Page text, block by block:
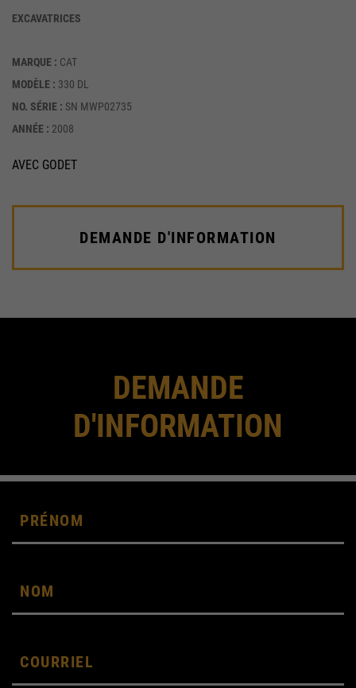
EXCAVATRICES
MARQUE : CAT
MODÈLE : 330 DL
NO. SÉRIE : SN MWP02735
ANNÉE : 2008
AVEC GODET
DEMANDE D'INFORMATION
DEMANDE
D'INFORMATION